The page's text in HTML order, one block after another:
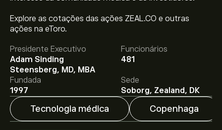
Explore as cotações das ações ZEAL.CO e outras
ações na eToro.
Presidente Executivo
Adam Sinding
Steensberg, MD, MBA
Funcionários
481
Fundada
1997
Sede
Soborg, Zealand, DK
Tecnologia médica Copenhaga
O preço atual da ZEAL.CO é 324.90‎kr‎.
O preço médio alvo para Zealand Pharma A/S é
324.90‎kr‎.Adira jána eToro para previsões detalhadas
de analistas e metas de preço.
Os analistas oferecem previsões para Zealand Pharma
A/S com base em tendências de mercado, relatórios
financeiros e projeções de crescimento. Descubra a